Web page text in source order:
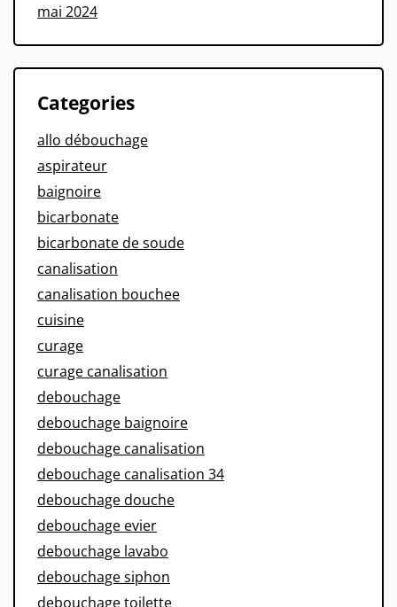
mai 2024
Categories
allo débouchage
aspirateur
baignoire
bicarbonate
bicarbonate de soude
canalisation
canalisation bouchee
cuisine
curage
curage canalisation
debouchage
debouchage baignoire
debouchage canalisation
debouchage canalisation 34
debouchage douche
debouchage evier
debouchage lavabo
debouchage siphon
debouchage toilette